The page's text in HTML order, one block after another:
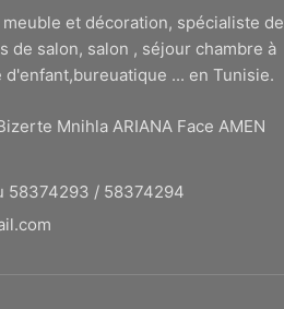
et décoration, spécialiste de
de salon, salon , séjour chambre à
... en Tunisie.
Mnihla ARIANA Face AMEN
58374293 / 58374294